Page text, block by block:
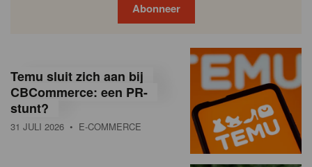
Abonneer
o
n
d
Temu sluit zich aan bij
CBCommerce: een PR-
stunt?
31 JULI 2026 • E-COMMERCE